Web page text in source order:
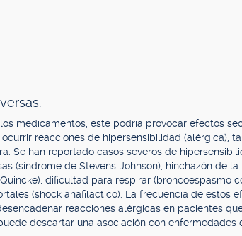
medicamentos, éste podría provocar efectos
reacciones de hipersensibilidad (alérgica),
Se han reportado casos severos de
(síndrome de Stevens-Johnson), hinchazón de
dificultad para respirar (broncoespasmo
(shock anafiláctico). La frecuencia de estos
reacciones alérgicas en pacientes
descartar una asociación con enfermedades